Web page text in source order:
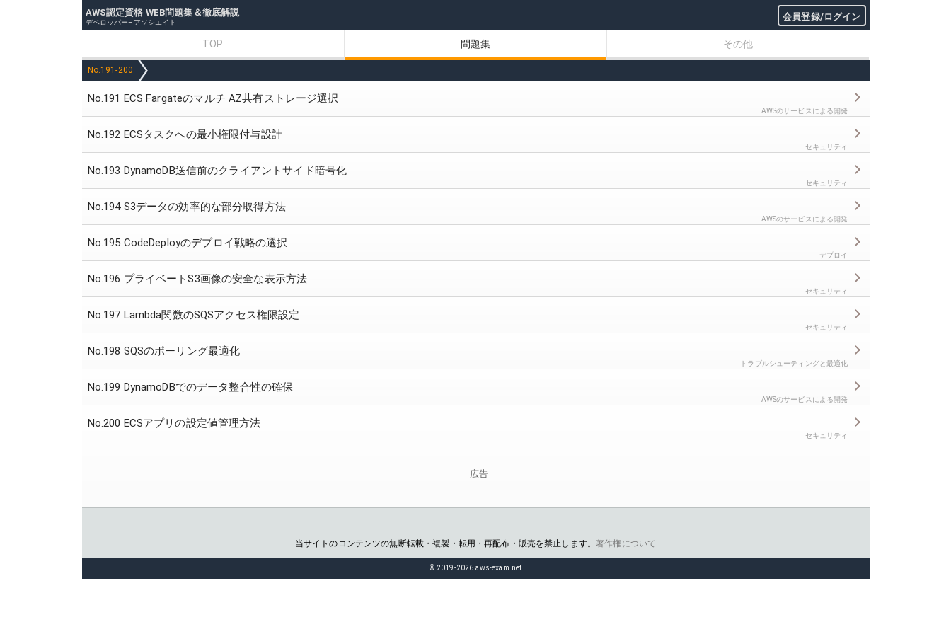
AWS認定資格 WEB問題集＆徹底解説 会員登録/ログイン
デベロッパー–アソシエイト
TOP 問題集 その他
No.191-200
No.191 ECS Fargateのマルチ AZ共有ストレージ選択
AWSのサービスによる開発
No.192 ECSタスクへの最小権限付与設計
セキュリティ
No.193 DynamoDB送信前のクライアントサイド暗号化
セキュリティ
No.194 S3データの効率的な部分取得方法
AWSのサービスによる開発
No.195 CodeDeployのデプロイ戦略の選択
デプロイ
No.196 プライベートS3画像の安全な表示方法
セキュリティ
No.197 Lambda関数のSQSアクセス権限設定
セキュリティ
No.198 SQSのポーリング最適化
トラブルシューティングと最適化
No.199 DynamoDBでのデータ整合性の確保
AWSのサービスによる開発
No.200 ECSアプリの設定値管理方法
セキュリティ
広告
当サイトのコンテンツの無断転載・複製・転用・再配布・販売を禁止します。著作権について
© 2019-2026 aws-exam.net